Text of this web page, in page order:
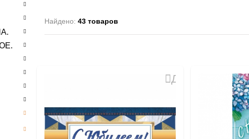
Найдено: 43 товаров
Добавить